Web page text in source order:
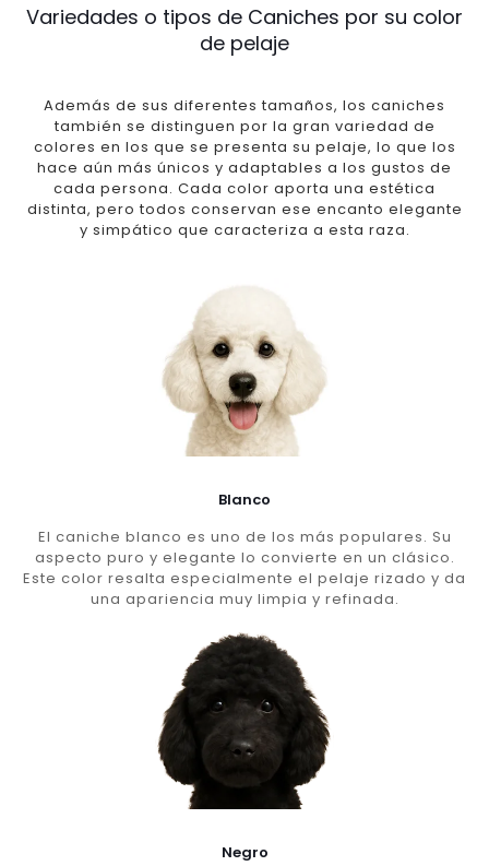
Variedades o tipos de Caniches por su color
de pelaje
Además de sus diferentes tamaños, los caniches
también se distinguen por la gran variedad de
colores en los que se presenta su pelaje, lo que los
hace aún más únicos y adaptables a los gustos de
cada persona. Cada color aporta una estética
distinta, pero todos conservan ese encanto elegante
y simpático que caracteriza a esta raza.
Blanco
El caniche blanco es uno de los más populares. Su
aspecto puro y elegante lo convierte en un clásico.
Este color resalta especialmente el pelaje rizado y da
una apariencia muy limpia y refinada.
Negro